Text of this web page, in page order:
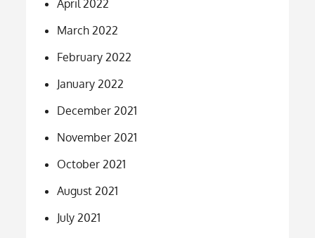
April 2022
March 2022
February 2022
January 2022
December 2021
November 2021
October 2021
August 2021
July 2021